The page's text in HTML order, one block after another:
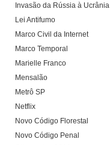
Invasão da Rússia à Ucrânia
Lei Antifumo
Marco Civil da Internet
Marco Temporal
Marielle Franco
Mensalão
Metrô SP
Netflix
Novo Código Florestal
Novo Código Penal